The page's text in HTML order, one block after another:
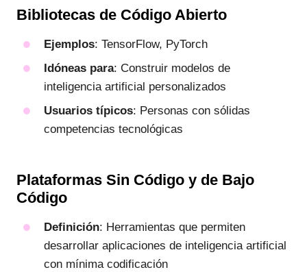
Bibliotecas de Código Abierto
Ejemplos: TensorFlow, PyTorch
Idóneas para: Construir modelos de
inteligencia artificial personalizados
Usuarios típicos: Personas con sólidas
competencias tecnológicas
Plataformas Sin Código y de Bajo
Código
Definición: Herramientas que permiten
desarrollar aplicaciones de inteligencia artificial
con mínima codificación